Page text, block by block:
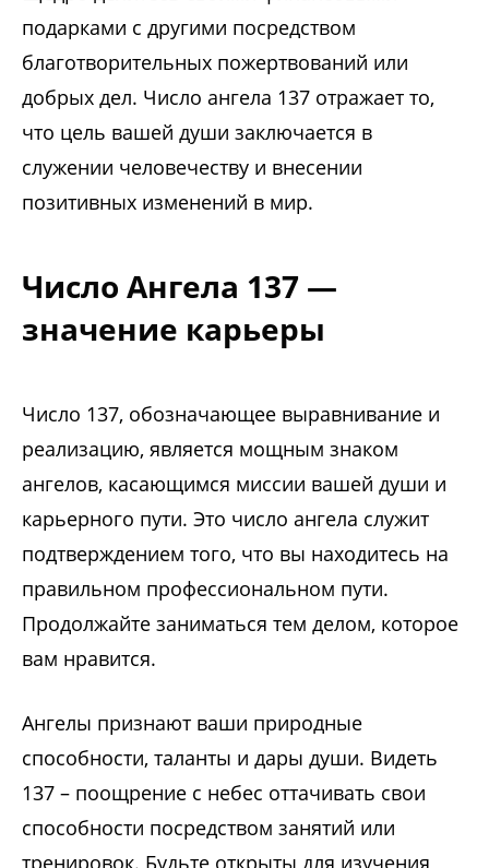
подарками с другими посредством
благотворительных пожертвований или
добрых дел. Число ангела 137 отражает то,
что цель вашей души заключается в
служении человечеству и внесении
позитивных изменений в мир.
Число Ангела 137 —
значение карьеры
Число 137, обозначающее выравнивание и
реализацию, является мощным знаком
ангелов, касающимся миссии вашей души и
карьерного пути. Это число ангела служит
подтверждением того, что вы находитесь на
правильном профессиональном пути.
Продолжайте заниматься тем делом, которое
вам нравится.
Ангелы признают ваши природные
способности, таланты и дары души. Видеть
137 – поощрение с небес оттачивать свои
способности посредством занятий или
тренировок. Будьте открыты для изучения